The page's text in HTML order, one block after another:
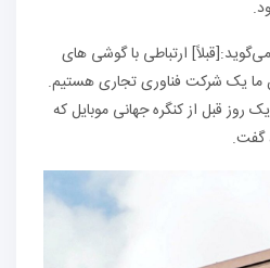
می‌گوید:[قبلاً] ارتباطی با گوشی های
یک شرکت فناوری تجاری هستیم.
روز قبل از کنگره جهانی موبایل که
گفت.